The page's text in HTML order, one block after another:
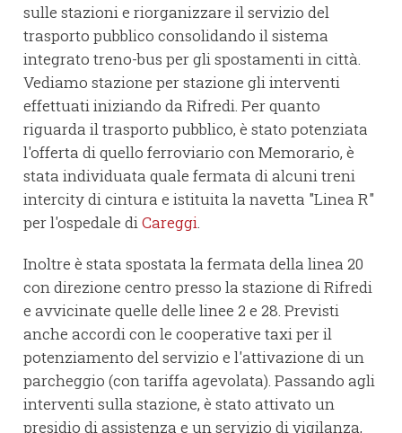
sulle stazioni e riorganizzare il servizio del
trasporto pubblico consolidando il sistema
integrato treno-bus per gli spostamenti in città.
Vediamo stazione per stazione gli interventi
effettuati iniziando da Rifredi. Per quanto
riguarda il trasporto pubblico, è stato potenziata
l'offerta di quello ferroviario con Memorario, è
stata individuata quale fermata di alcuni treni
intercity di cintura e istituita la navetta "Linea R"
per l'ospedale di Careggi
Inoltre è stata spostata la fermata della linea 20
con direzione centro presso la stazione di Rifredi
e avvicinate quelle delle linee 2 e 28. Previsti
anche accordi con le cooperative taxi per il
potenziamento del servizio e l'attivazione di un
parcheggio (con tariffa agevolata). Passando agli
interventi sulla stazione, è stato attivato un
presidio di assistenza e un servizio di vigilanza,